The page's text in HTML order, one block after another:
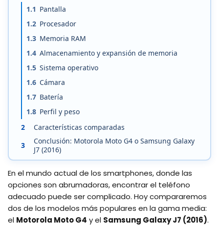
1.1 Pantalla
1.2 Procesador
1.3 Memoria RAM
1.4 Almacenamiento y expansión de memoria
1.5 Sistema operativo
1.6 Cámara
1.7 Batería
1.8 Perfil y peso
2
Características comparadas
3
Conclusión: Motorola Moto G4 o Samsung Galaxy
J7 (2016)
En el mundo actual de los smartphones, donde las
opciones son abrumadoras, encontrar el teléfono
adecuado puede ser complicado. Hoy compararemos
dos de los modelos más populares en la gama media:
el Motorola Moto G4 y el Samsung Galaxy J7 (2016).